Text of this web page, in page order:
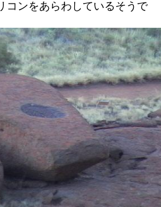
コンをあらわしているそうで